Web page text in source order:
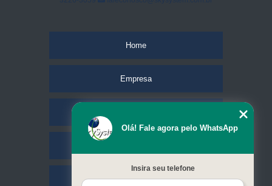
Home
Empresa
Contato
Olá! Fale agora pelo WhatsApp
Insira seu telefone